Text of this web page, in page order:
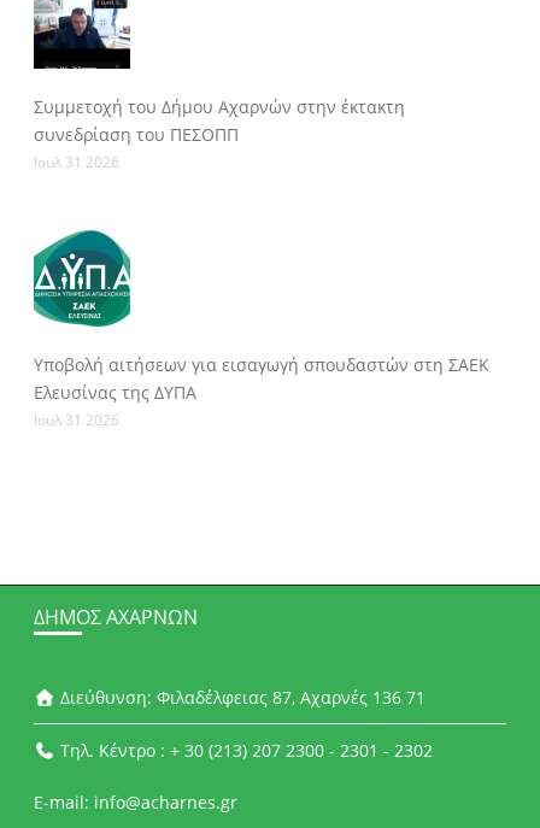
Συμμετοχή του Δήμου Αχαρνών στην έκτακτη
συνεδρίαση του ΠΕΣΟΠΠ
Ιουλ 31 2026
Υποβολή αιτήσεων για εισαγωγή σπουδαστών στη ΣΑΕΚ
Ελευσίνας της ΔΥΠΑ
Ιουλ 31 2026
ΔΉΜΟΣ ΑΧΑΡΝΏΝ
Διεύθυνση: Φιλαδέλφειας 87, Αχαρνές 136 71
Τηλ. Κέντρο : + 30 (213) 207 2300 - 2301 - 2302
E-mail: info@acharnes.gr